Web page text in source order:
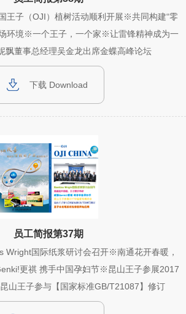
王子（OJI）植树活动顺利开展※共同构建“零
环境※一个王子，一个家※让雷锋精神成为一
董事总经理吴金龙出席金蝶高峰论坛
下载 Download
员工简报第37期
Wright国际纸浆研讨会召开※南通花开春暖，
更祺 携手中国孕妇节※昆山王子参展2017
山王子参与【国家标准GB/T21087】修订